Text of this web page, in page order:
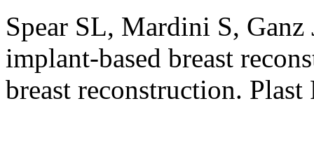
Spear SL, Mardini S, Ganz
implant-based breast
breast reconstruction.